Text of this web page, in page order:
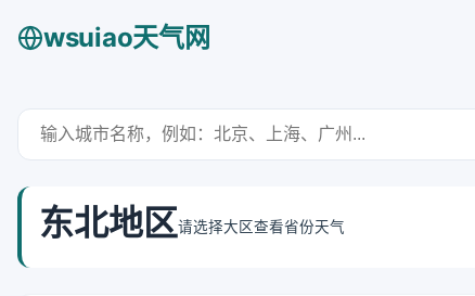
wsuiao天气网
东北地区请选择大区查看省份天气